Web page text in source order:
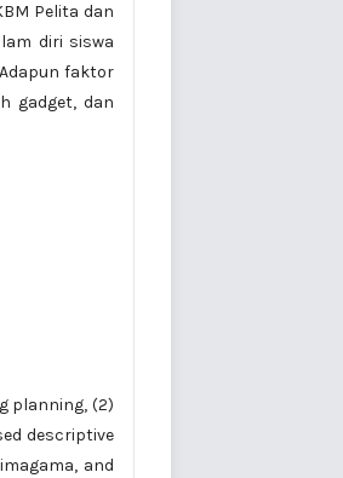
Pelita dan
diri siswa
faktor
gadget, dan
planning, (2)
descriptive
and